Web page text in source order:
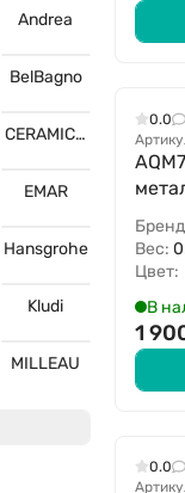
0.0
Вес:
Цвет:
В
1
0.0
Andrea
BelBagno
CERAMICA
EMAR
Hansgrohe
Kludi
MILLEAU